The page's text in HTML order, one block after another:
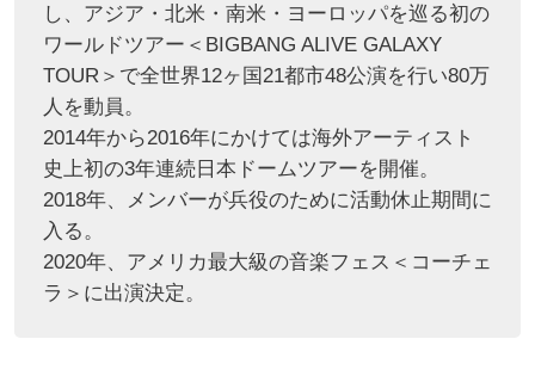
し、アジア・北米・南米・ヨーロッパを巡る初の
ワールドツアー＜BIGBANG ALIVE GALAXY
TOUR＞で全世界12ヶ国21都市48公演を行い80万
人を動員。
2014年から2016年にかけては海外アーティスト
史上初の3年連続日本ドームツアーを開催。
2018年、メンバーが兵役のために活動休止期間に
入る。
2020年、アメリカ最大級の音楽フェス＜コーチェ
ラ＞に出演決定。